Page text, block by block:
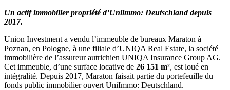
Un actif immobilier propriété d’Unilmmo: Deutschland depuis
2017.
Union Investment a vendu l’immeuble de bureaux Maraton à
Poznan, en Pologne, à une filiale d’UNIQA Real Estate, la société
immobilière de l’assureur autrichien UNIQA Insurance Group AG.
Cet immeuble, d’une surface locative de 26 151 m², est loué en
intégralité. Depuis 2017, Maraton faisait partie du portefeuille du
fonds public immobilier ouvert UniImmo: Deutschland.